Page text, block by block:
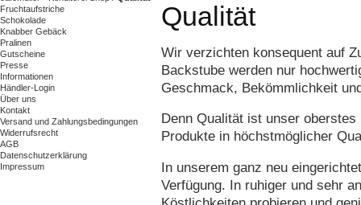
Fruchtaufstriche
Schokolade
Knabber Gebäck
Pralinen
Gutscheine
Presse
Informationen
Händler-Login
Über uns
Kontakt
Versand und Zahlungsbedingungen
Widerrufsrecht
AGB
Datenschutzerklärung
Impressum
Qualität
Wir verzichten konsequent auf
Backstube werden nur
Geschmack, Bekömmlichkeit
Denn Qualität ist unser
Produkte in höchstmöglicher
In unserem ganz neu
Verfügung. In ruhiger und sehr